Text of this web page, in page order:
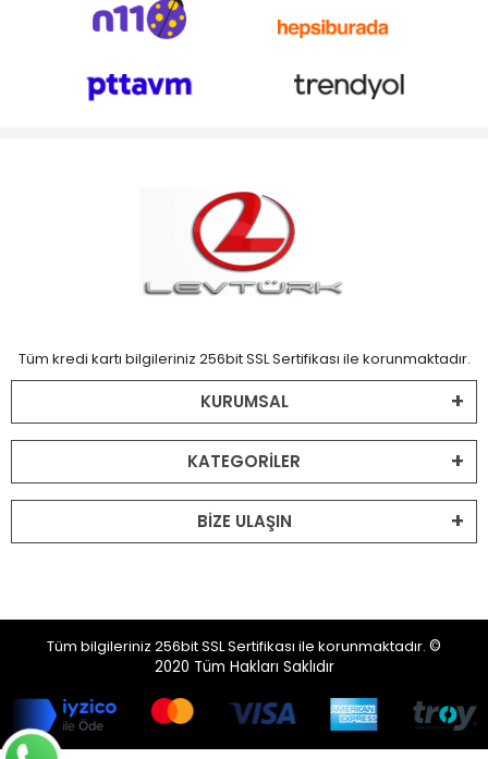
Tüm kredi kartı bilgileriniz 256bit SSL Sertifikası ile korunmaktadır.
KURUMSAL
KATEGORİLER
BİZE ULAŞIN
Tüm bilgileriniz 256bit SSL Sertifikası ile korunmaktadır. ©
2020 Tüm Hakları Saklıdır